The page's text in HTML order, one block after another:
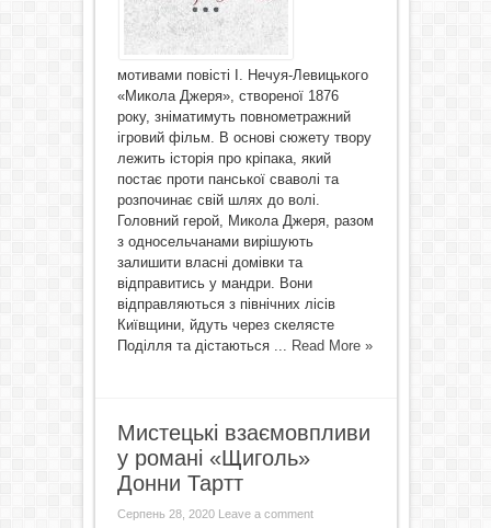
мотивами повісті І. Нечуя-Левицького
«Микола Джеря», створеної 1876
року, зніматимуть повнометражний
ігровий фільм. В основі сюжету твору
лежить історія про кріпака, який
постає проти панської сваволі та
розпочинає свій шлях до волі.
Головний герой, Микола Джеря, разом
з односельчанами вирішують
залишити власні домівки та
відправитись у мандри. Вони
відправляються з північних лісів
Київщини, йдуть через скелясте
Поділля та дістаються ... Read More »
Мистецькі взаємовпливи
у романі «Щиголь»
Донни Тартт
Серпень 28, 2020 Leave a comment